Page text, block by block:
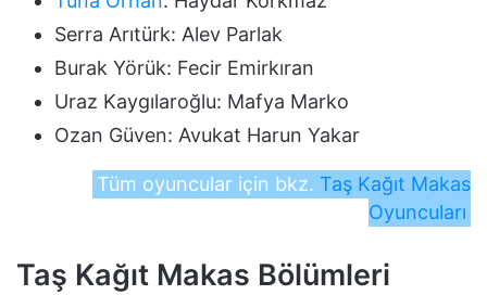
Serra Arıtürk: Alev Parlak
Burak Yörük: Fecir Emirkıran
Uraz Kaygılaroğlu: Mafya Marko
Ozan Güven: Avukat Harun Yakar
Tüm oyuncular için bkz. Taş Kağıt Makas
Oyuncuları
Taş Kağıt Makas Bölümleri